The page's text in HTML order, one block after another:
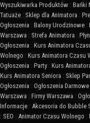
Wyszukiwarka Produktów : Bańki
Tatuaże : Sklep dla Animatora :
Ogłoszenia : Balony Urodzinowe :
Warszawa : Strefa Animatora :
Ogłoszenia : Kurs Animatora
Wolnego : Kurs Animatora Czasu
Ogłoszenia : Party : Kurs
Kurs Animatora Seniora : Sklep
Ogłoszenia : Ogłoszenia Darmowe
Warszawa : Firmy Warszawa :
Informacje : Akcesoria do Bubble
: SEO : Animator Czasu Wolnego :